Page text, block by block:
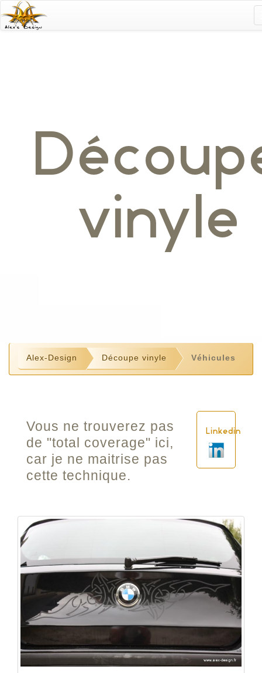
vinyle
Alex-Design Découpe vinyle Véhicules
Vous ne trouverez pas
de "total coverage" ici,
car je ne maitrise pas
cette technique.
Linkedin